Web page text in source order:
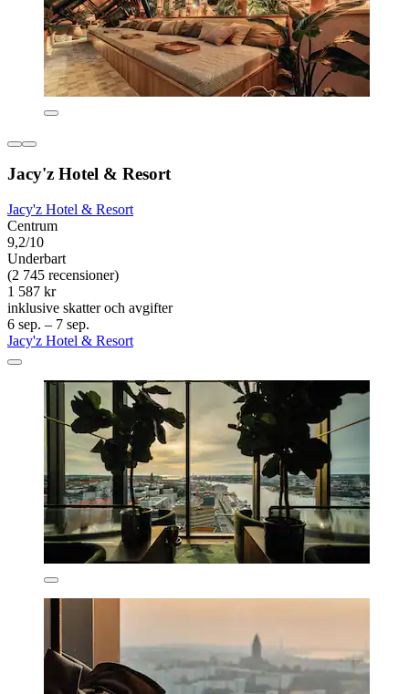
Jacy'z Hotel & Resort
Jacy'z Hotel & Resort
Centrum
9,2/10
Underbart
(2 745 recensioner)
1 587 kr
inklusive skatter och avgifter
6 sep. – 7 sep.
Jacy'z Hotel & Resort